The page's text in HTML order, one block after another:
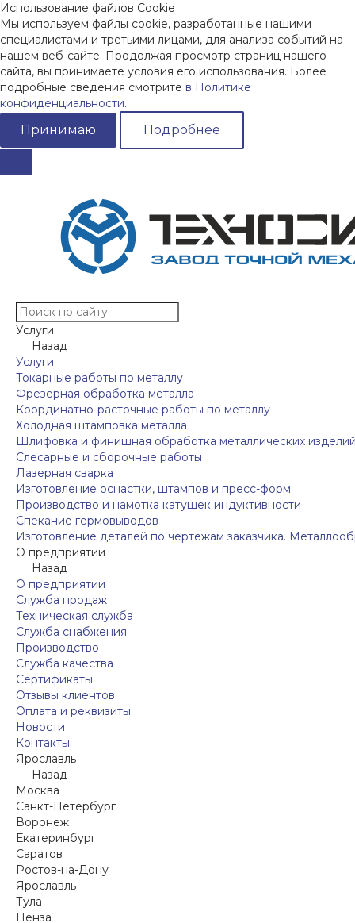
Использование файлов Cookie
Мы используем файлы cookie, разработанные нашими
специалистами и третьими лицами, для анализа событий на
нашем веб-сайте. Продолжая просмотр страниц нашего
сайта, вы принимаете условия его использования. Более
подробные сведения смотрите в Политике
конфиденциальности.
Принимаю Подробнее
Услуги
Назад
Услуги
Токарные работы по металлу
Фрезерная обработка металла
Координатно-расточные работы по металлу
Холодная штамповка металла
Шлифовка и финишная обработка металлических
Слесарные и сборочные работы
Лазерная сварка
Изготовление оснастки, штампов и пресс-форм
Производство и намотка катушек индуктивности
Спекание гермовыводов
Изготовление деталей по чертежам заказчика.
О предприятии
Назад
О предприятии
Служба продаж
Техническая служба
Служба снабжения
Производство
Служба качества
Сертификаты
Отзывы клиентов
Оплата и реквизиты
Новости
Контакты
Ярославль
Назад
Москва
Санкт-Петербург
Воронеж
Екатеринбург
Саратов
Ростов-на-Дону
Ярославль
Тула
Пенза